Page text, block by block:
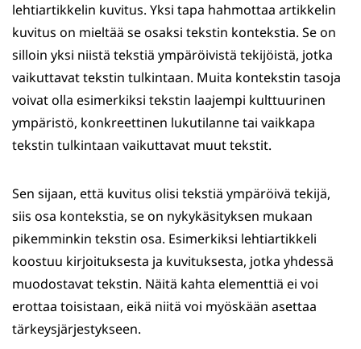
lehtiartikkelin kuvitus. Yksi tapa hahmottaa artikkelin
kuvitus on mieltää se osaksi tekstin kontekstia. Se on
silloin yksi niistä tekstiä ympäröivistä tekijöistä, jotka
vaikuttavat tekstin tulkintaan. Muita kontekstin tasoja
voivat olla esimerkiksi tekstin laajempi kulttuurinen
ympäristö, konkreettinen lukutilanne tai vaikkapa
tekstin tulkintaan vaikuttavat muut tekstit.
Sen sijaan, että kuvitus olisi tekstiä ympäröivä tekijä,
siis osa kontekstia, se on nykykäsityksen mukaan
pikemminkin tekstin osa. Esimerkiksi lehtiartikkeli
koostuu kirjoituksesta ja kuvituksesta, jotka yhdessä
muodostavat tekstin. Näitä kahta elementtiä ei voi
erottaa toisistaan, eikä niitä voi myöskään asettaa
tärkeysjärjestykseen.